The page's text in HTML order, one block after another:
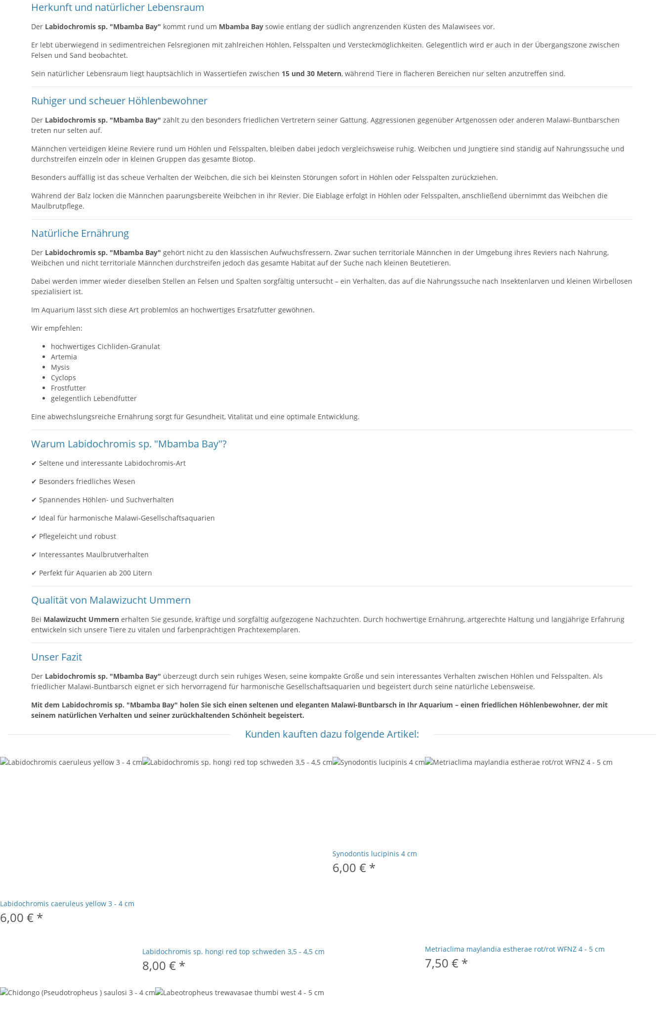
Herkunft und natürlicher Lebensraum
Der Labidochromis sp. "Mbamba Bay" kommt rund um Mbamba Bay sowie entlang der südlich angrenzenden Küsten des Malawisees vor.
Er lebt überwiegend in sedimentreichen Felsregionen mit zahlreichen Höhlen, Felsspalten und Versteckmöglichkeiten. Gelegentlich wird er auch in der Übergangszone zwischen
Felsen und Sand beobachtet.
Sein natürlicher Lebensraum liegt hauptsächlich in Wassertiefen zwischen 15 und 30 Metern, während Tiere in flacheren Bereichen nur selten anzutreffen sind.
Ruhiger und scheuer Höhlenbewohner
Der Labidochromis sp. "Mbamba Bay" zählt zu den besonders friedlichen Vertretern seiner Gattung. Aggressionen gegenüber Artgenossen oder anderen Malawi-Buntbarschen
treten nur selten auf.
Männchen verteidigen kleine Reviere rund um Höhlen und Felsspalten, bleiben dabei jedoch vergleichsweise ruhig. Weibchen und Jungtiere sind ständig auf Nahrungssuche und
durchstreifen einzeln oder in kleinen Gruppen das gesamte Biotop.
Besonders auffällig ist das scheue Verhalten der Weibchen, die sich bei kleinsten Störungen sofort in Höhlen oder Felsspalten zurückziehen.
Während der Balz locken die Männchen paarungsbereite Weibchen in ihr Revier. Die Eiablage erfolgt in Höhlen oder Felsspalten, anschließend übernimmt das Weibchen die
Maulbrutpflege.
Natürliche Ernährung
Der Labidochromis sp. "Mbamba Bay" gehört nicht zu den klassischen Aufwuchsfressern. Zwar suchen territoriale Männchen in der Umgebung ihres Reviers nach Nahrung,
Weibchen und nicht territoriale Männchen durchstreifen jedoch das gesamte Habitat auf der Suche nach kleinen Beutetieren.
Dabei werden immer wieder dieselben Stellen an Felsen und Spalten sorgfältig untersucht – ein Verhalten, das auf die Nahrungssuche nach Insektenlarven und kleinen Wirbellosen
spezialisiert ist.
Im Aquarium lässt sich diese Art problemlos an hochwertiges Ersatzfutter gewöhnen.
Wir empfehlen:
hochwertiges Cichliden-Granulat
Artemia
Mysis
Cyclops
Frostfutter
gelegentlich Lebendfutter
Eine abwechslungsreiche Ernährung sorgt für Gesundheit, Vitalität und eine optimale Entwicklung.
Warum Labidochromis sp. "Mbamba Bay"?
✔ Seltene und interessante Labidochromis-Art
✔ Besonders friedliches Wesen
✔ Spannendes Höhlen- und Suchverhalten
✔ Ideal für harmonische Malawi-Gesellschaftsaquarien
✔ Pflegeleicht und robust
✔ Interessantes Maulbrutverhalten
✔ Perfekt für Aquarien ab 200 Litern
Qualität von Malawizucht Ummern
Bei Malawizucht Ummern erhalten Sie gesunde, kräftige und sorgfältig aufgezogene Nachzuchten. Durch hochwertige Ernährung, artgerechte Haltung und langjährige Erfahrung
entwickeln sich unsere Tiere zu vitalen und farbenprächtigen Prachtexemplaren.
Unser Fazit
Der Labidochromis sp. "Mbamba Bay" überzeugt durch sein ruhiges Wesen, seine kompakte Größe und sein interessantes Verhalten zwischen Höhlen und Felsspalten. Als
friedlicher Malawi-Buntbarsch eignet er sich hervorragend für harmonische Gesellschaftsaquarien und begeistert durch seine natürliche Lebensweise.
Mit dem Labidochromis sp. "Mbamba Bay" holen Sie sich einen seltenen und eleganten Malawi-Buntbarsch in Ihr Aquarium – einen friedlichen Höhlenbewohner, der mit
seinem natürlichen Verhalten und seiner zurückhaltenden Schönheit begeistert.
Kunden kauften dazu folgende Artikel:
Labidochromis caeruleus yellow 3 - 4 cm
6,00 € *
Labidochromis sp. hongi red top schweden 3,5 - 4,5 cm
8,00 € *
Synodontis lucipinis 4 cm
6,00 € *
Metriaclima maylandia estherae rot/rot WFNZ 4 - 5 cm
7,50 € *